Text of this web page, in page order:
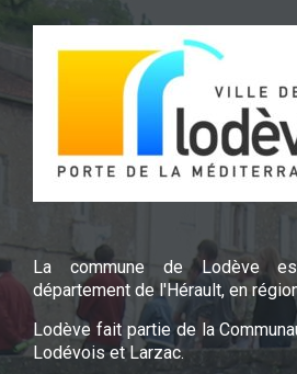
La commune de Lodève
département de l'Hérault, en
Lodève fait partie de la
Lodévois et Larzac.